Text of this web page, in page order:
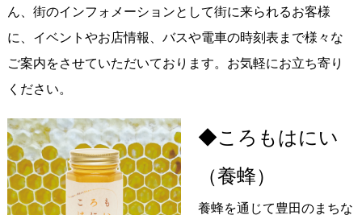
ん、街のインフォメーションとして街に来られるお客様
に、イベントやお店情報、バスや電車の時刻表まで様々な
ご案内をさせていただいております。お気軽にお立ち寄り
ください。
◆ころもはにい
（養蜂）
養蜂を通じて豊田のまちな